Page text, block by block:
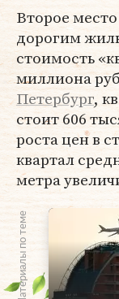
Второе
дорогим
стоимость
миллиона
Петербург,
стоит 606
роста цен в
квартал
метра
Материалы по теме